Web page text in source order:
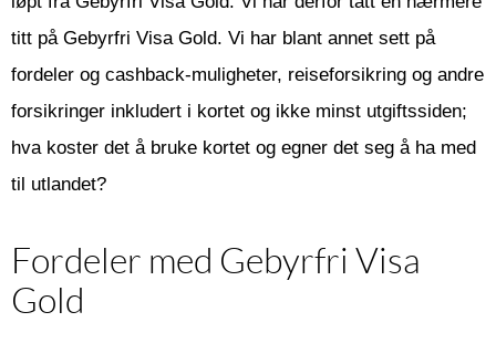
titt på Gebyrfri Visa Gold. Vi har blant annet sett på
fordeler og cashback-muligheter, reiseforsikring og andre
forsikringer inkludert i kortet og ikke minst utgiftssiden;
hva koster det å bruke kortet og egner det seg å ha med
til utlandet?
Fordeler med Gebyrfri Visa
Gold